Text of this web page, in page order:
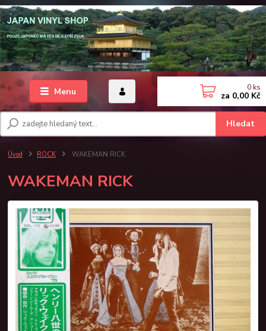
Menu
Hledat
0 ks
za 0,00 Kč
Úvod ROCK WAKEMAN RICK
WAKEMAN RICK